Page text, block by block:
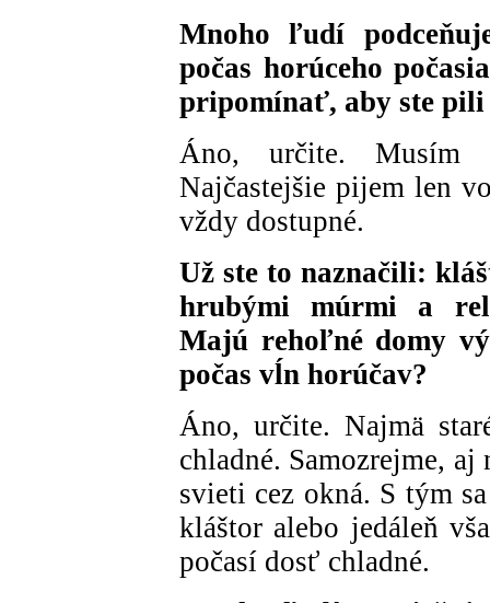
Mnoho ľudí
počas horúceho
pripomínať, aby ste
Áno, určite.
Najčastejšie pijem len
vždy dostupné.
Už ste to naznačili:
hrubými múrmi a
Majú rehoľné domy
počas vĺn horúčav?
Áno, určite. Najmä
chladné. Samozrejme,
svieti cez okná. S tým
kláštor alebo jedáleň
počasí dosť chladné.